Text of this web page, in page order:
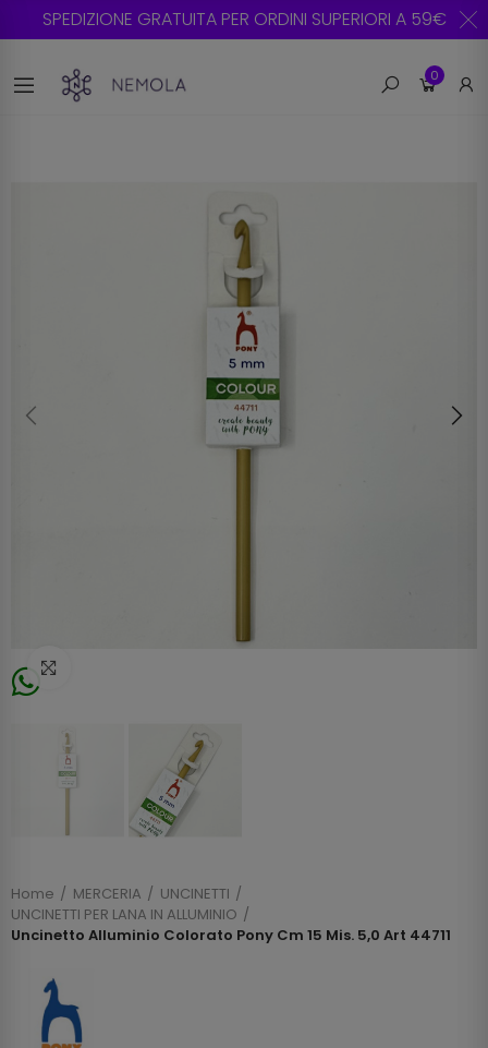
SPEDIZIONE GRATUITA PER ORDINI SUPERIORI A 59€
0
Home MERCERIA
UNCINETTI
UNCINETTI PER LANA IN ALLUMINIO
Uncinetto Alluminio Colorato Pony Cm 15 Mis. 5,0 Art 44711